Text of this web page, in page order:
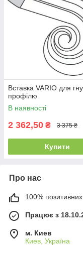
Вставка VARIO для
профілю
В наявності
2 362,50 ₴ 3 375 ₴
Купити
Про нас
100% позитивних
Працює з
м. Киев
Киев, Україна